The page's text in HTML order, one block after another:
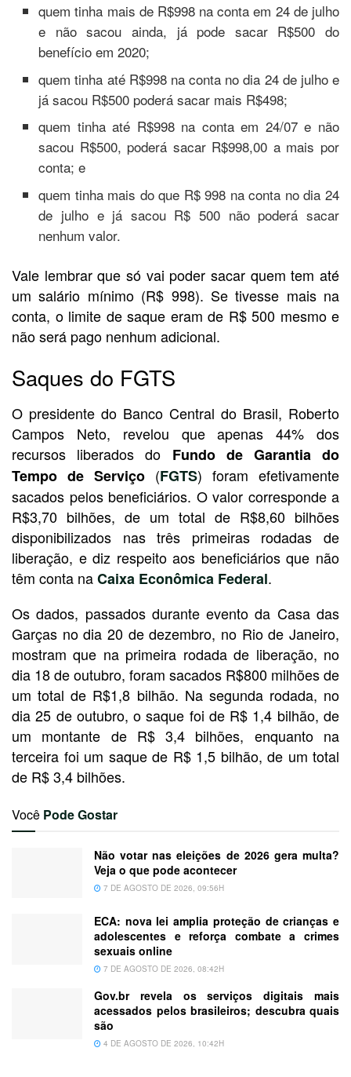
quem tinha mais de R$998 na conta em 24 de julho
e não sacou ainda, já pode sacar R$500 do
benefício em 2020;
quem tinha até R$998 na conta no dia 24 de julho e
já sacou R$500 poderá sacar mais R$498;
quem tinha até R$998 na conta em 24/07 e não
sacou R$500, poderá sacar R$998,00 a mais por
conta; e
quem tinha mais do que R$ 998 na conta no dia 24
de julho e já sacou R$ 500 não poderá sacar
nenhum valor.
Vale lembrar que só vai poder sacar quem tem até
um salário mínimo (R$ 998). Se tivesse mais na
conta, o limite de saque eram de R$ 500 mesmo e
não será pago nenhum adicional.
Saques do FGTS
O presidente do Banco Central do Brasil, Roberto
Campos Neto, revelou que apenas 44% dos
recursos liberados do Fundo de Garantia do
Tempo de Serviço (FGTS) foram efetivamente
sacados pelos beneficiários. O valor corresponde a
R$3,70 bilhões, de um total de R$8,60 bilhões
disponibilizados nas três primeiras rodadas de
liberação, e diz respeito aos beneficiários que não
têm conta naCaixa Econômica Federal.
Os dados, passados durante evento da Casa das
Garças no dia 20 de dezembro, no Rio de Janeiro,
mostram que na primeira rodada de liberação, no
dia 18 de outubro, foram sacados R$800 milhões de
um total de R$1,8 bilhão. Na segunda rodada, no
dia 25 de outubro, o saque foi de R$ 1,4 bilhão, de
um montante de R$ 3,4 bilhões, enquanto na
terceira foi um saque de R$ 1,5 bilhão, de um total
de R$ 3,4 bilhões.
Você Pode Gostar
Não votar nas eleições de 2026 gera multa?
Veja o que pode acontecer
7 DE AGOSTO DE 2026, 09:56H
ECA: nova lei amplia proteção de crianças e
adolescentes e reforça combate a crimes
sexuais online
7 DE AGOSTO DE 2026, 08:42H
Gov.br revela os serviços digitais mais
acessados pelos brasileiros; descubra quais
são
4 DE AGOSTO DE 2026, 10:42H